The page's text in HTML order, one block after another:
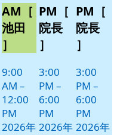
AM［
池田
］
9:00
AM –
12:00
PM
2026年
PM［
院長
］
3:00
PM –
6:00
PM
2026年
PM［
院長
］
3:00
PM –
6:00
PM
2026年